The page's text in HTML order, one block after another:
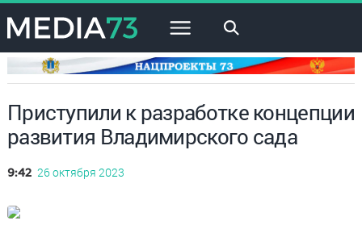
×
Приступили к разработке концепции
развития Владимирского сада
9:42 26 октября 2023